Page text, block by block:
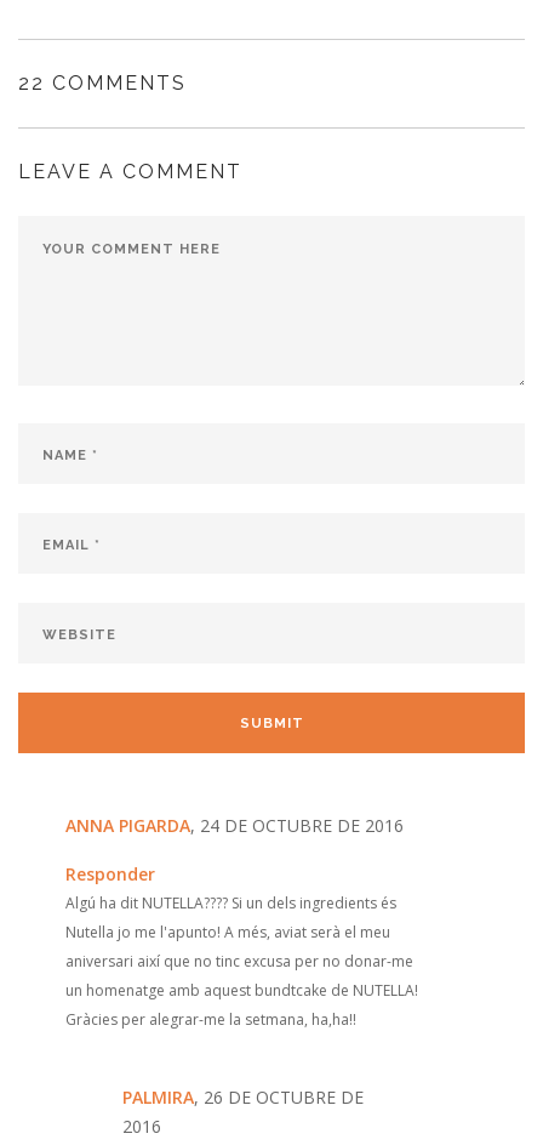
22 COMMENTS
LEAVE A COMMENT
ANNA PIGARDA, 24 DE OCTUBRE DE 2016
Responder
Algú ha dit NUTELLA???? Si un dels ingredients és
Nutella jo me l'apunto! A més, aviat serà el meu
aniversari així que no tinc excusa per no donar-me
un homenatge amb aquest bundtcake de NUTELLA!
Gràcies per alegrar-me la setmana, ha,ha!!
PALMIRA, 26 DE OCTUBRE DE
2016